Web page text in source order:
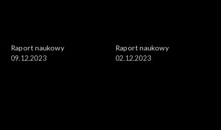
Raport naukowy
09.12.2023
Raport naukowy
02.12.2023